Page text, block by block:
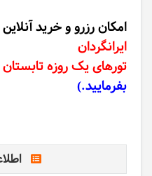
امکان رزرو و خرید
ایرانگردان
تورهای یک روزهتابستان 1405
بفرمایید.)